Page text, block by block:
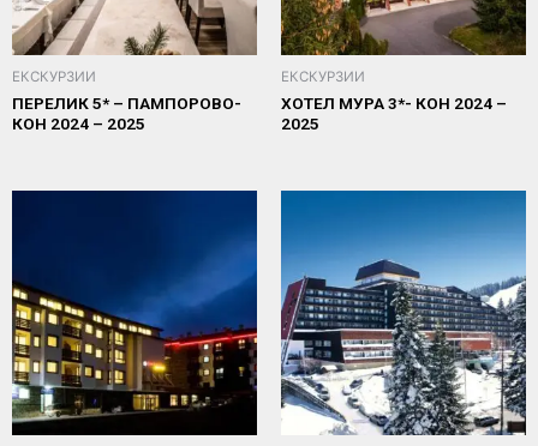
ЕКСКУРЗИИ
ПЕРЕЛИК 5* – ПАМПОРОВО-
КОН 2024 – 2025
ЕКСКУРЗИИ
ХОТЕЛ МУРА 3*- КОН 2024 –
2025